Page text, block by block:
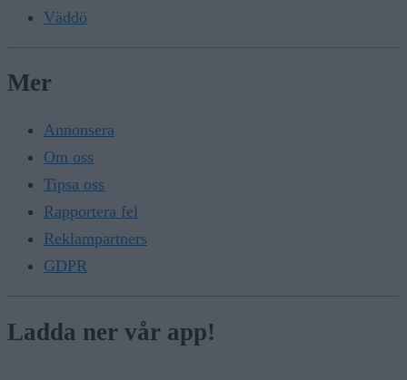
Väddö
Mer
Annonsera
Om oss
Tipsa oss
Rapportera fel
Reklampartners
GDPR
Ladda ner vår app!